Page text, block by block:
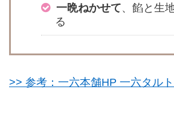
一晩ねかせて、餡と生
る
>> 参考：一六本舗HP 一六タル